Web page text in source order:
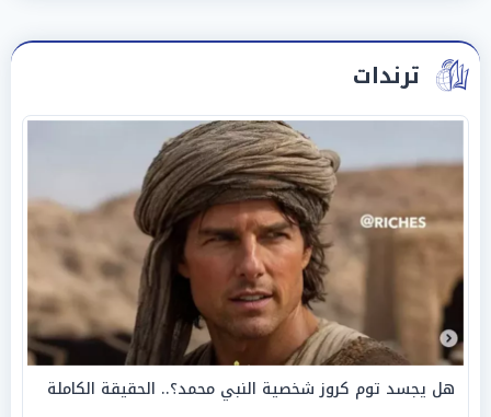
ترندات
هل يجسد توم كروز شخصية النبي محمد؟.. الحقيقة الكاملة